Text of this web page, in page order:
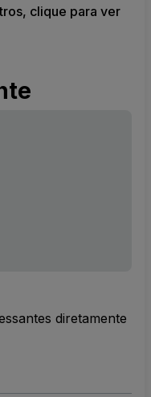
clique para ver
diretamente